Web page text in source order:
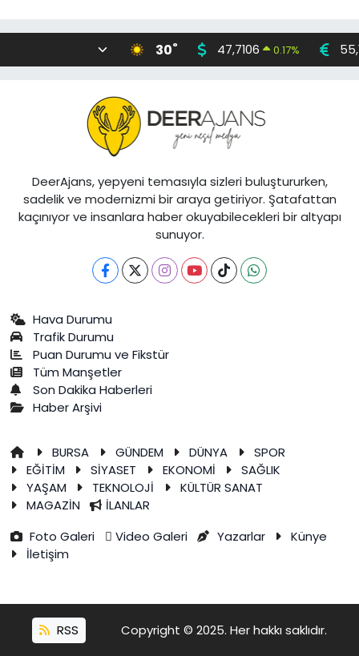
30° 47,7106 0.17%
DeerAjans, yepyeni temasıyla sizleri buluştururken,
sadelik ve modernizmi bir araya getiriyor. Şatafattan
kaçınıyor ve insanlara haber okuyabilecekleri bir altyapı
sunuyor.
Hava Durumu
Trafik Durumu
Puan Durumu ve Fikstür
Tüm Manşetler
Son Dakika Haberleri
Haber Arşivi
BURSA GÜNDEM DÜNYA
SPOR
EĞİTİM
SİYASET EKONOMİ
SAĞLIK
YAŞAM
TEKNOLOJİ
KÜLTÜR SANAT
MAGAZİN
İLANLAR
Foto Galeri
Video Galeri Yazarlar
Künye
İletişim
RSS Copyright © 2025. Her hakkı saklıdır.